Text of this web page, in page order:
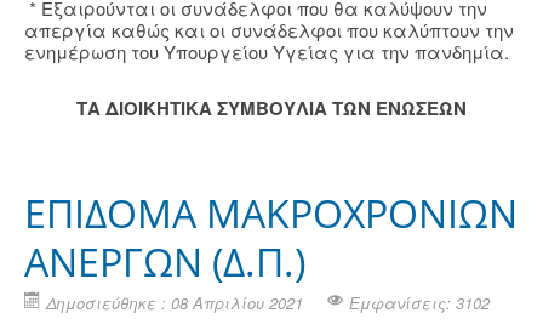
* Εξαιρούνται οι συνάδελφοι που θα καλύψουν την
απεργία καθώς και οι συνάδελφοι που καλύπτουν την
ενημέρωση του Υπουργείου Υγείας για την πανδημία.
ΤΑ ΔΙΟΙΚΗΤΙΚΑ ΣΥΜΒΟΥΛΙΑ ΤΩΝ ΕΝΩΣΕΩΝ
ΕΠΙΔΟΜΑ ΜΑΚΡΟΧΡΟΝΙΩΝ
ΑΝΕΡΓΩΝ (Δ.Π.)
Δημοσιεύθηκε : 08 Απριλίου 2021 Εμφανίσεις: 3102